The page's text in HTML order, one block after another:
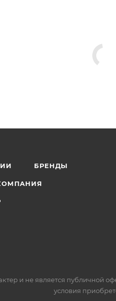
БРЕНДЫ
и не является публичной
условия